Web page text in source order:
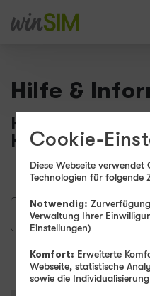
Hilfe &
Hier finden Sie
Hilfestellungen.
Cookie-
Diese Webseite
Technologien für folgende
Notwendig:
Verwaltung Ihrer
Einstellungen)
Komfort: Erweiterte
Webseite, statistische
sowie die